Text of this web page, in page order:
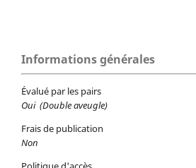
Informations générales
Évalué par les pairs
Oui (Double aveugle)
Frais de publication
Non